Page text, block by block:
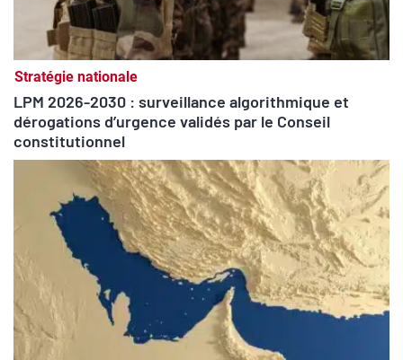
Stratégie nationale
LPM 2026-2030 : surveillance algorithmique et
dérogations d’urgence validés par le Conseil
constitutionnel